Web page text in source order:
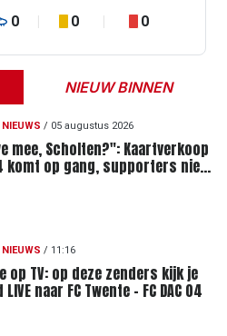
0 0 0
NIEUW BINNEN
NIEUWS / 05 augustus 2026
mee, Scholten?": Kaartverkoop
komt op gang, supporters niet
/ 11:16
op TV: op deze zenders kijk je
naar FC Twente - FC DAC 04